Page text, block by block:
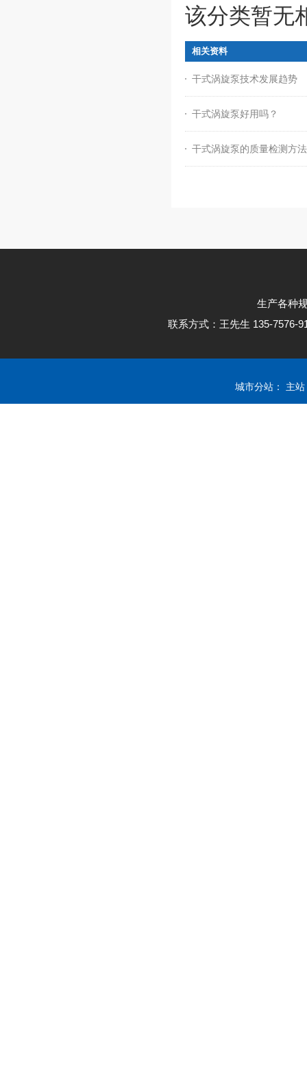
该分类暂无
相关资料
干式涡旋泵技术发展趋势
干式涡旋泵好用吗？
干式涡旋泵的质量检测方法
生产各种
联系方式：王先生 135-
城市分站： 主站